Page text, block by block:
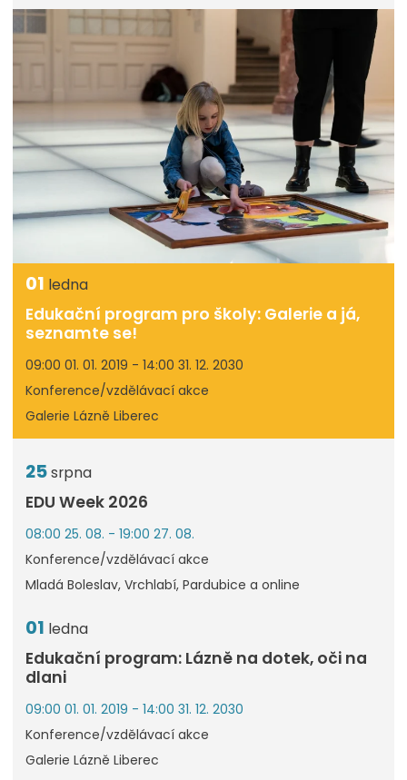
01 ledna
Edukační program pro školy: Galerie a já,
seznamte se!
09:00 01. 01. 2019 - 14:00 31. 12. 2030
Konference/vzdělávací akce
Galerie Lázně Liberec
25srpna
EDU Week 2026
08:00 25. 08. - 19:00 27. 08.
Konference/vzdělávací akce
Mladá Boleslav, Vrchlabí, Pardubice a online
01 ledna
Edukační program: Lázně na dotek, oči na
dlani
09:00 01. 01. 2019 - 14:00 31. 12. 2030
Konference/vzdělávací akce
Galerie Lázně Liberec